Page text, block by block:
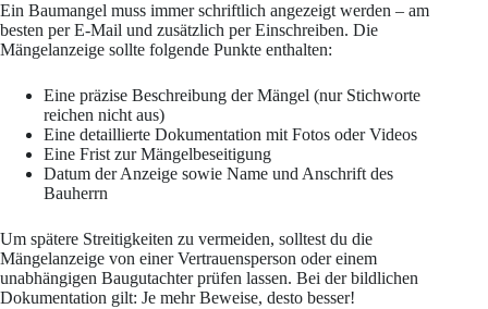
Ein Baumangel muss immer schriftlich angezeigt werden – am
besten per E-Mail und zusätzlich per Einschreiben. Die
Mängelanzeige sollte folgende Punkte enthalten:
Eine präzise Beschreibung der Mängel (nur Stichworte
reichen nicht aus)
Eine detaillierte Dokumentation mit Fotos oder Videos
Eine Frist zur Mängelbeseitigung
Datum der Anzeige sowie Name und Anschrift des
Bauherrn
Um spätere Streitigkeiten zu vermeiden, solltest du die
Mängelanzeige von einer Vertrauensperson oder einem
unabhängigen Baugutachter prüfen lassen. Bei der bildlichen
Dokumentation gilt: Je mehr Beweise, desto besser!